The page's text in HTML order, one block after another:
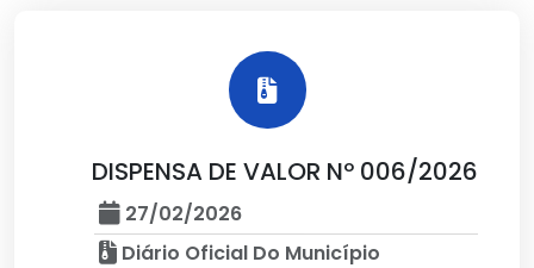
DISPENSA DE VALOR Nº 006/2026
27/02/2026
Diário Oficial Do Município